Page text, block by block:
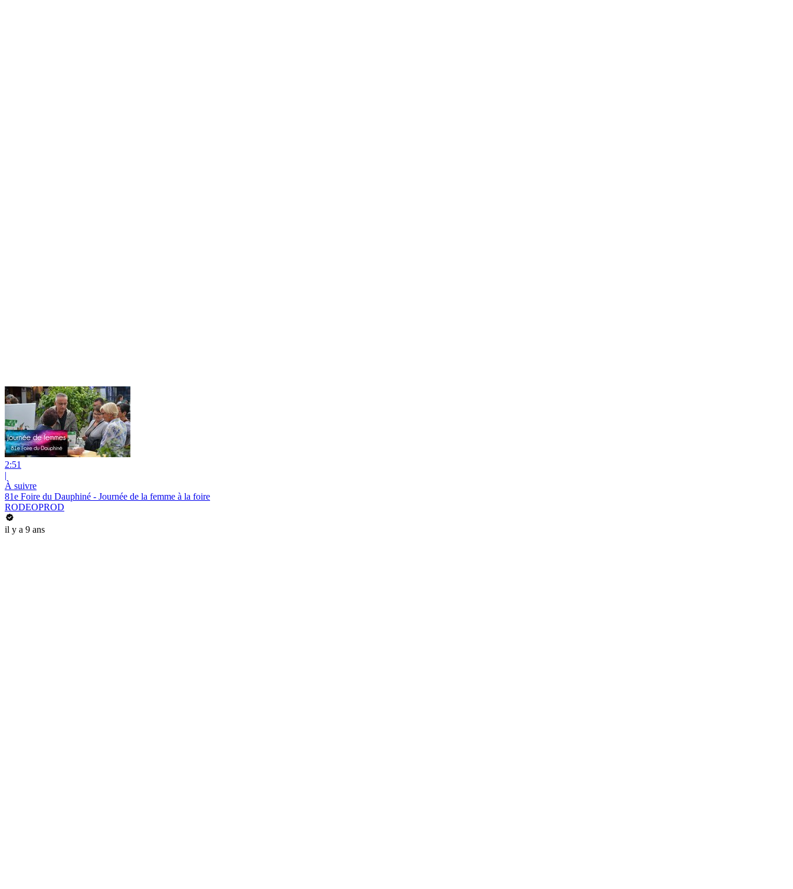
2:51
|
À suivre
81e Foire du Dauphiné - Journée de la femme à la foire
RODEOPROD
il y a 9 ans